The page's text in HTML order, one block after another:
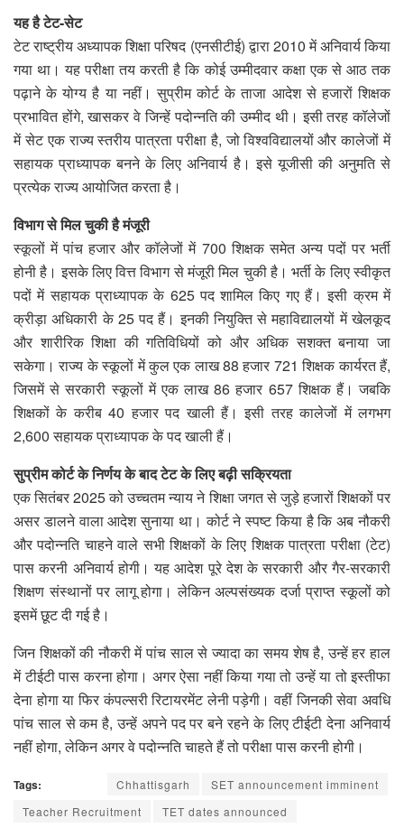
यह है टेट-सेट
टेट राष्ट्रीय अध्यापक शिक्षा परिषद (एनसीटीई) द्वारा 2010 में अनिवार्य किया
गया था। यह परीक्षा तय करती है कि कोई उम्मीदवार कक्षा एक से आठ तक
पढ़ाने के योग्य है या नहीं। सुप्रीम कोर्ट के ताजा आदेश से हजारों शिक्षक
प्रभावित होंगे, खासकर वे जिन्हें पदोन्नति की उम्मीद थी। इसी तरह कॉलेजों
में सेट एक राज्य स्तरीय पात्रता परीक्षा है, जो विश्वविद्यालयों और कालेजों में
सहायक प्राध्यापक बनने के लिए अनिवार्य है। इसे यूजीसी की अनुमति से
प्रत्येक राज्य आयोजित करता है।
विभाग से मिल चुकी है मंजूरी
स्कूलों में पांच हजार और कॉलेजों में 700 शिक्षक समेत अन्य पदों पर भर्ती
होनी है। इसके लिए वित्त विभाग से मंजूरी मिल चुकी है। भर्ती के लिए स्वीकृत
पदों में सहायक प्राध्यापक के 625 पद शामिल किए गए हैं। इसी क्रम में
क्रीड़ा अधिकारी के 25 पद हैं। इनकी नियुक्ति से महाविद्यालयों में खेलकूद
और शारीरिक शिक्षा की गतिविधियों को और अधिक सशक्त बनाया जा
सकेगा। राज्य के स्कूलों में कुल एक लाख 88 हजार 721 शिक्षक कार्यरत हैं,
जिसमें से सरकारी स्कूलों में एक लाख 86 हजार 657 शिक्षक हैं। जबकि
शिक्षकों के करीब 40 हजार पद खाली हैं। इसी तरह कालेजों में लगभग
2,600 सहायक प्राध्यापक के पद खाली हैं।
सुप्रीम कोर्ट के निर्णय के बाद टेट के लिए बढ़ी सक्रियता
एक सितंबर 2025 को उच्चतम न्याय ने शिक्षा जगत से जुड़े हजारों शिक्षकों पर
असर डालने वाला आदेश सुनाया था। कोर्ट ने स्पष्ट किया है कि अब नौकरी
और पदोन्नति चाहने वाले सभी शिक्षकों के लिए शिक्षक पात्रता परीक्षा (टेट)
पास करनी अनिवार्य होगी। यह आदेश पूरे देश के सरकारी और गैर-सरकारी
शिक्षण संस्थानों पर लागू होगा। लेकिन अल्पसंख्यक दर्जा प्राप्त स्कूलों को
इसमें छूट दी गई है।
जिन शिक्षकों की नौकरी में पांच साल से ज्यादा का समय शेष है, उन्हें हर हाल
में टीईटी पास करना होगा। अगर ऐसा नहीं किया गया तो उन्हें या तो इस्तीफा
देना होगा या फिर कंपल्सरी रिटायरमेंट लेनी पड़ेगी। वहीं जिनकी सेवा अवधि
पांच साल से कम है, उन्हें अपने पद पर बने रहने के लिए टीईटी देना अनिवार्य
नहीं होगा, लेकिन अगर वे पदोन्नति चाहते हैं तो परीक्षा पास करनी होगी।
Tags: Chhattisgarh
SET announcement imminent
Teacher Recruitment
TET dates announced